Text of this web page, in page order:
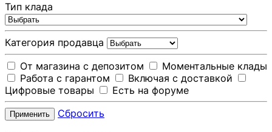
Тип клада
Категория продавца
От магазина с депозитом
Моментальные клады
Работа с гарантом
Включая с доставкой
Цифровые товары
Есть на форуме
Применить Сбросить